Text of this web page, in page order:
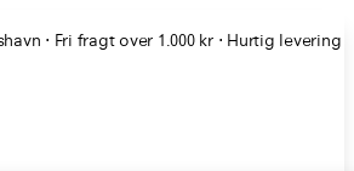
⋅ Fri fragt over 1.000 kr ⋅ Hurtig levering